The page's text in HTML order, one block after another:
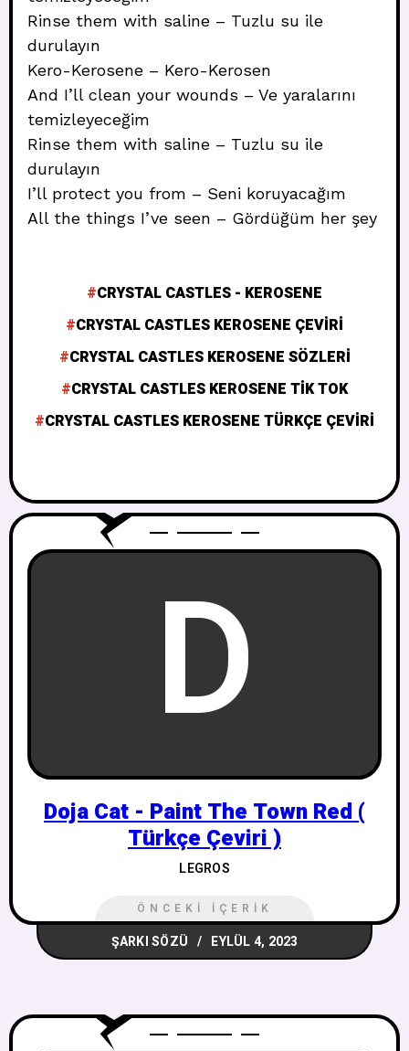
Rinse them with saline – Tuzlu su ile
durulayın
Kero-Kerosene – Kero-Kerosen
And I’ll clean your wounds – Ve yaralarını
temizleyeceğim
Rinse them with saline – Tuzlu su ile
durulayın
I’ll protect you from – Seni koruyacağım
All the things I’ve seen – Gördüğüm her şey
CRYSTAL CASTLES - KEROSENE
CRYSTAL CASTLES KEROSENE ÇEVIRI
CRYSTAL CASTLES KEROSENE SÖZLERI
CRYSTAL CASTLES KEROSENE TIK TOK
CRYSTAL CASTLES KEROSENE TÜRKÇE ÇEVIRI
D
Doja Cat - Paint The Town Red (
Türkçe Çeviri )
LEGROS
ÖNCEKI İÇERIK
ŞARKI SÖZÜ EYLÜL 4, 2023